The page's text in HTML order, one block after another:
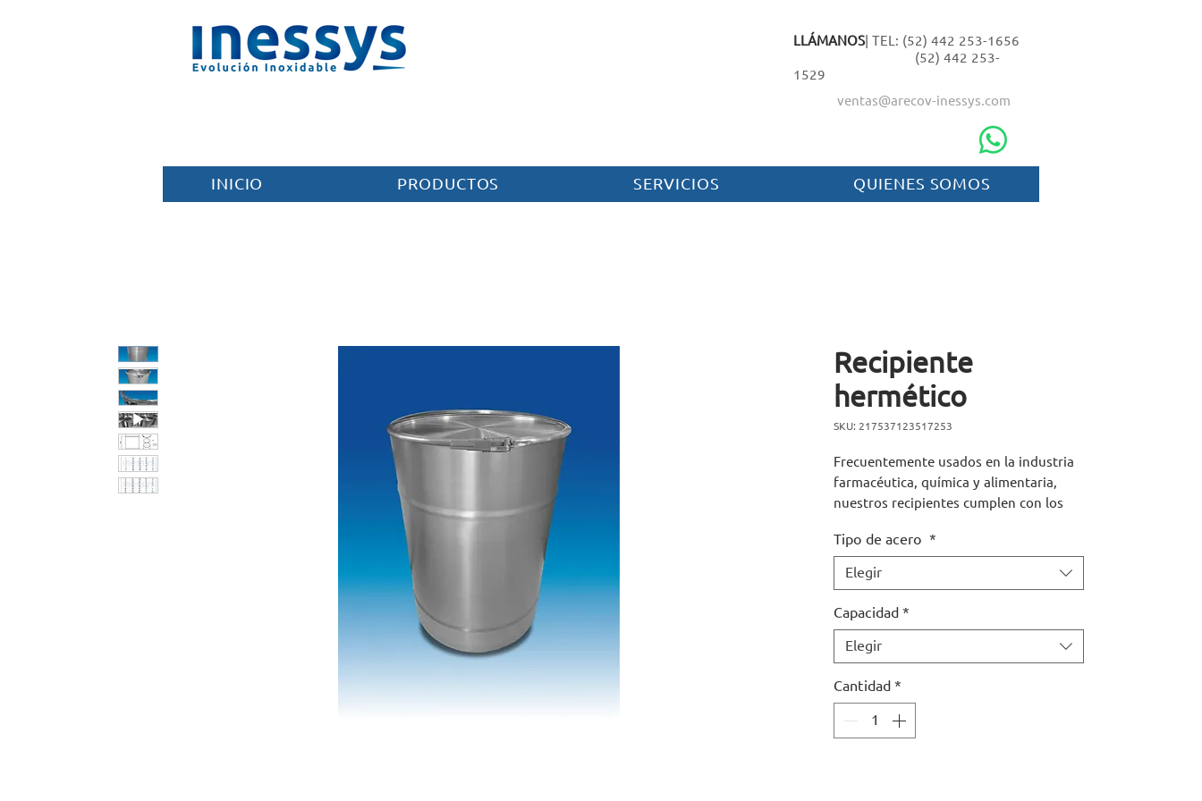
LLÁMANOS| TEL: (52) 442 253-1656
(52) 442 253-
1529
ventas@arecov-inessys.com
INICIO PRODUCTOS SERVICIOS QUIENES SOMOS
Recipiente
hermético
SKU: 217537123517253
Frecuentemente usados en la industria
farmacéutica, química y alimentaria,
nuestros recipientes cumplen con los
calidad en acero inoxidable T-316 o T-
304. Totalmente sanitarios, prácticos,
ligeros, funcionales, fácil de limpiar,
durables y resistentes, satisfacen las
normas más exigentes.
Sin poros ni cavidades internas.
Acabado 180 grit.
Electropulido (opcional)
Tipo de acero *
Elegir
Capacidad *
Elegir
Cantidad *